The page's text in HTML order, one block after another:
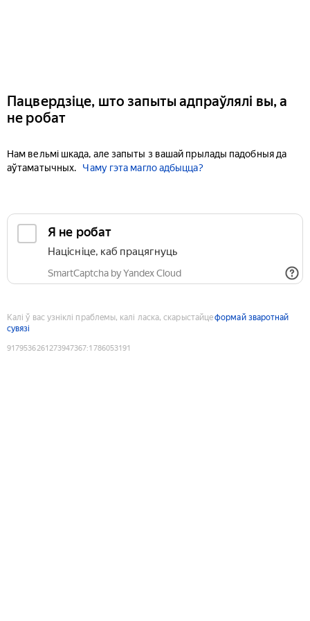
Пацвердзіце, што запыты адпраўлялі вы, а
не робат
Нам вельмі шкада, але запыты з вашай прылады падобныя да
аўтаматычных.
Чаму гэта магло адбыцца?
Я не робат
Націсніце, каб працягнуць
SmartCaptcha by Yandex Cloud
Калі ў вас узніклі праблемы, калі ласка, скарыстайцеформай зваротнай
сувязі
9179536261273947367:1786053191